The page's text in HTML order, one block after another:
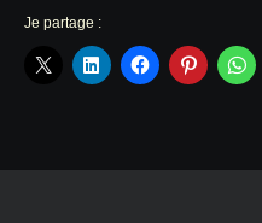
Je partage :